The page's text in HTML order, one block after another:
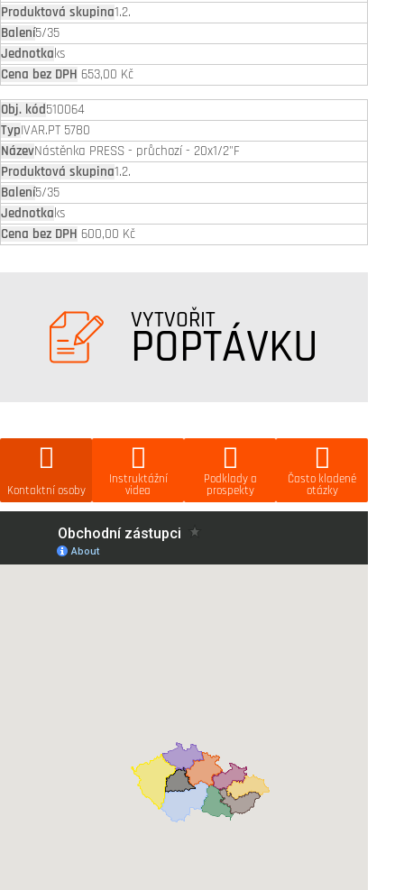
1.2.
5/35
ks
653,00 Kč
510064
IVAR.PT 5780
Nástěnka PRESS - průchozí - 20x1/2"F
1.2.
5/35
ks
600,00 Kč
VYTVOŘIT
POPTÁVKU
Kontaktní osoby
Instruktážní
videa
Podklady a
prospekty
Často kladené
otázky